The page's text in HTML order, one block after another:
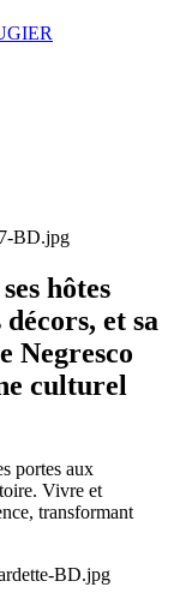
hôtes
et sa
Negresco
culturel
portes aux
Vivre et
transformant